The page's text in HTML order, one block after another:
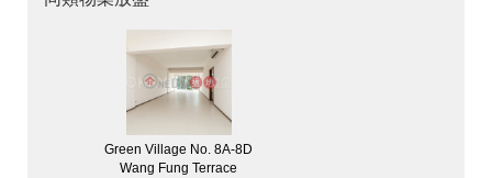
Green Village No. 8A-8D
Wang Fung Terrace